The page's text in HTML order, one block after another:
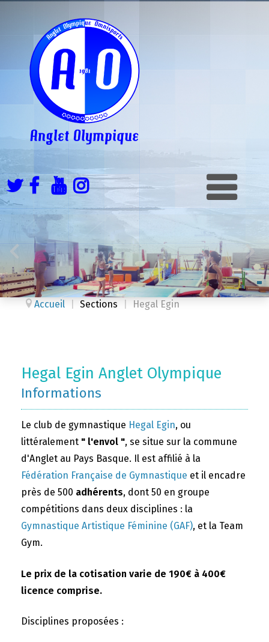
Accueil Sections Hegal Egin
Hegal Egin Anglet Olympique
Informations
Le club de gymnastique Hegal Egin, ou
littéralement " l'envol ", se situe sur la commune
d'Anglet au Pays Basque. Il est affilié à la
Fédération Française de Gymnastique et il encadre
près de 500 adhérents, dont 50 en groupe
compétitions dans deux disciplines : la
Gymnastique Artistique Féminine (GAF), et la Team
Gym.
Le prix de la cotisation varie de 190€ à 400€
licence comprise.
Disciplines proposées :